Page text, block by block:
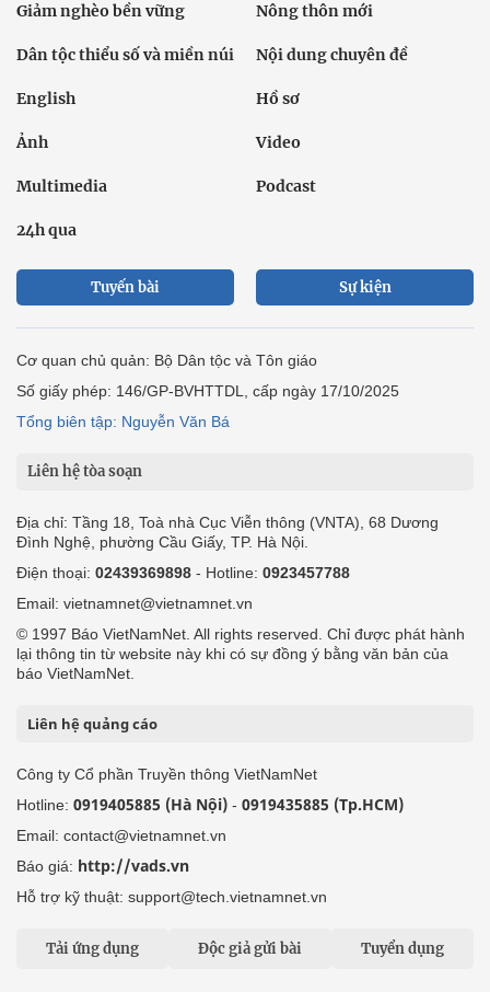
Giảm nghèo bền vững Nông thôn mới
Dân tộc thiểu số và miền núi Nội dung chuyên đề
English Hồ sơ
Ảnh Video
Multimedia Podcast
24h qua
Tuyến bài Sự kiện
Cơ quan chủ quản: Bộ Dân tộc và Tôn giáo
Số giấy phép: 146/GP-BVHTTDL, cấp ngày 17/10/2025
Tổng biên tập: Nguyễn Văn Bá
Liên hệ tòa soạn
Địa chỉ: Tầng 18, Toà nhà Cục Viễn thông (VNTA), 68 Dương
Đình Nghệ, phường Cầu Giấy, TP. Hà Nội.
Điện thoại: 02439369898 - Hotline: 0923457788
Email: vietnamnet@vietnamnet.vn
© 1997 Báo VietNamNet. All rights reserved. Chỉ được phát hành
lại thông tin từ website này khi có sự đồng ý bằng văn bản của
báo VietNamNet.
Liên hệ quảng cáo
Công ty Cổ phần Truyền thông VietNamNet
Hotline: 0919405885 (Hà Nội) - 0919435885 (Tp.HCM)
Email: contact@vietnamnet.vn
Báo giá: http://vads.vn
Hỗ trợ kỹ thuật: support@tech.vietnamnet.vn
Tải ứng dụng Độc giả gửi bài Tuyển dụng